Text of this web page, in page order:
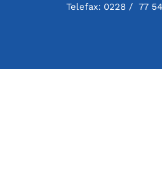
Telefax: 0228 / 77